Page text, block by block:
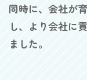
同時に、会社が
し、より会社に
ました。